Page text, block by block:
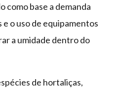
como base a demanda
o uso de equipamentos
a umidade dentro do
de hortaliças,